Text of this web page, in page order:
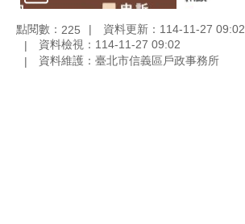
點閱數： 225
資料更新：114-11-27 09:02
資料檢視：114-11-27 09:02
資料維護：臺北市信義區戶政事務所